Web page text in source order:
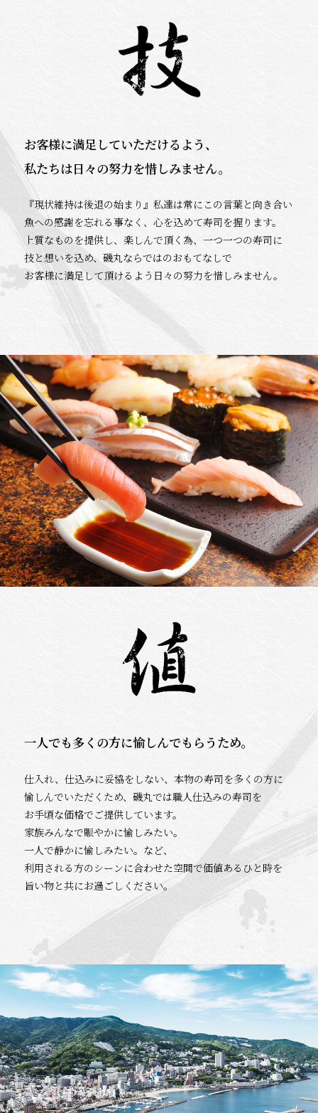
お客様に満足していただけるよう、
私たちは日々の努力を惜しみません。
『現状維持は後退の始まり』私達は常にこの言葉と向き合い
魚への感謝を忘れる事なく、心を込めて寿司を握ります。
上質なものを提供し、楽しんで頂く為、一つ一つの寿司に
技と想いを込め、磯丸ならではのおもてなしで
お客様に満足して頂けるよう日々の努力を惜しみません。
一人でも多くの方に愉しんでもらうため。
仕入れ、仕込みに妥協をしない、本物の寿司を多くの方に
愉しんでいただくため、磯丸では職人仕込みの寿司を
お手頃な価格でご提供しています。
家族みんなで賑やかに愉しみたい。
一人で静かに愉しみたい。など、
利用される方のシーンに合わせた空間で価値あるひと時を
旨い物と共にお過ごしください。